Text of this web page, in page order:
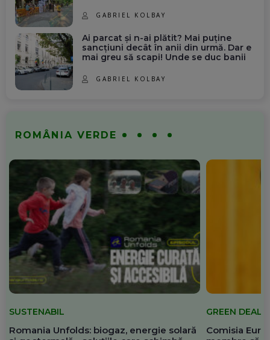
GABRIEL KOLBAY
Ai parcat și n-ai plătit? Mai puține
sancțiuni decât în anii din urmă. Dar e
mai greu să scapi! Unde se duc banii
GABRIEL KOLBAY
ROMÂNIA VERDE
SUSTENABIL
Romania Unfolds: biogaz, energie solară
GREEN DEAL
Comisia